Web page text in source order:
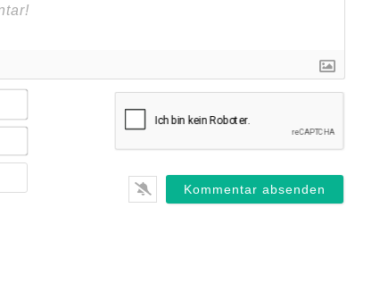
Name*
E-